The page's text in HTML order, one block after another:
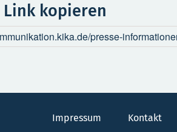
kopieren
Impressum Kontakt